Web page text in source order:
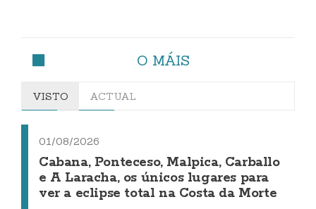
O MÁIS
VISTO ACTUAL
01/08/2026
Cabana, Ponteceso, Malpica, Carballo
e A Laracha, os únicos lugares para
ver a eclipse total na Costa da Morte